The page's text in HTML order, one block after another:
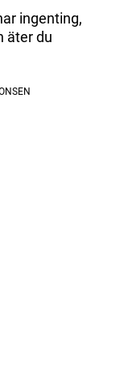
ingenting,
äter du